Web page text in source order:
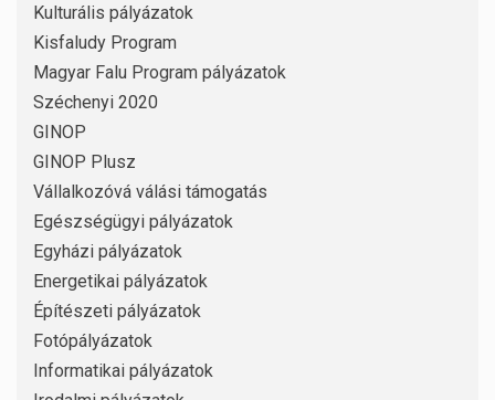
Kulturális pályázatok
Kisfaludy Program
Magyar Falu Program pályázatok
Széchenyi 2020
GINOP
GINOP Plusz
Vállalkozóvá válási támogatás
Egészségügyi pályázatok
Egyházi pályázatok
Energetikai pályázatok
Építészeti pályázatok
Fotópályázatok
Informatikai pályázatok